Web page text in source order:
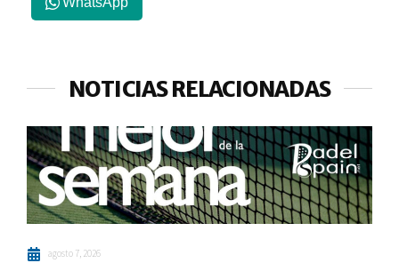
NOTICIAS RELACIONADAS
agosto 7, 2026